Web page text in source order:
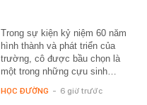
Trong sự kiện kỷ niệm 60 năm
hình thành và phát triển của
trường, cô được bầu chọn là
một trong những cựu sinh…
HỌC ĐƯỜNG - 6 giờ trước